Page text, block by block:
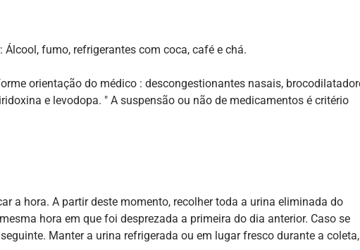
fumo, refrigerantes com coca, café e chá.
orientação do médico : descongestionantes nasais,
e levodopa. " A suspensão ou não de medicamentos é critério
a hora. A partir deste momento, recolher toda a urina eliminada do
hora em que foi desprezada a primeira do dia anterior. Caso se
Manter a urina refrigerada ou em lugar fresco durante a coleta,